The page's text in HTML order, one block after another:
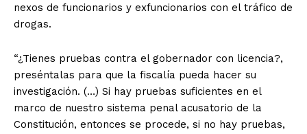
nexos de funcionarios y exfuncionarios con el tráfico de
drogas.
“¿Tienes pruebas contra el gobernador con licencia?,
preséntalas para que la fiscalía pueda hacer su
investigación. (…) Si hay pruebas suficientes en el
marco de nuestro sistema penal acusatorio de la
Constitución, entonces se procede, si no hay pruebas,